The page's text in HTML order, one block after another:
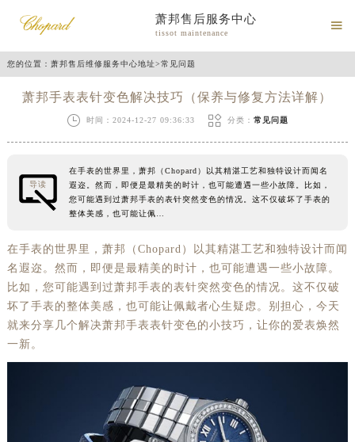
萧邦售后服务中心
tissot maintenance

您的位置： 萧邦售后维修服务中心地址>常见问题
萧邦手表表针变色解决技巧（保养与修复方法详解）
 时间：2024-12-27 09:36:33  分类： 常见问题
导读
在手表的世界里，萧邦（Chopard）以其精湛工艺和独特设计而闻名
遐迩。然而，即便是最精美的时计，也可能遭遇一些小故障。比如，
您可能遇到过萧邦手表的表针突然变色的情况。这不仅破坏了手表的
整体美感，也可能让佩…
在手表的世界里，萧邦（Chopard）以其精湛工艺和独特设计而闻
名遐迩。然而，即便是最精美的时计，也可能遭遇一些小故障。
比如，您可能遇到过萧邦手表的表针突然变色的情况。这不仅破
坏了手表的整体美感，也可能让佩戴者心生疑虑。别担心，今天
就来分享几个解决萧邦手表表针变色的小技巧，让你的爱表焕然
一新。